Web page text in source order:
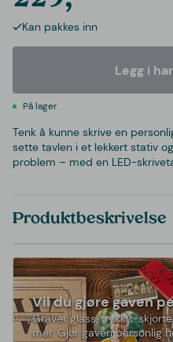
Kan pakkes inn
Legg i
På lager
Tenk å kunne skrive en
sette tavlen i et lekkert stativ
problem – med en LED-
Produktbeskrivelse
Vil du gjøre gaven
Graver glass, trykk t-
mer. Gjør gaven personlig